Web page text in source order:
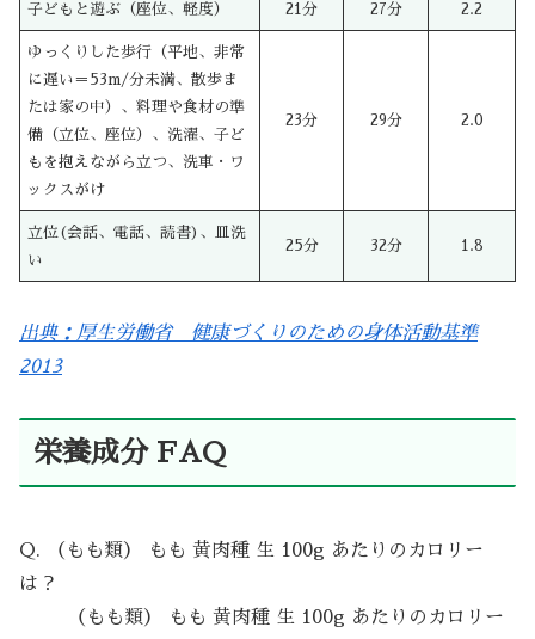
子どもと遊ぶ（座位、軽度） 21分 27分 2.2
ゆっくりした歩行（平地、非常
に遅い＝53m/分未満、散歩ま
たは家の中）、料理や食材の準
備（立位、座位）、洗濯、子ど
もを抱えながら立つ、洗車・ワ
ックスがけ
23分 29分 2.0
立位(会話、電話、読書)、皿洗
い
25分 32分 1.8
出典：厚生労働省 健康づくりのための身体活動基準
2013
栄養成分 FAQ
Q. （もも類） もも 黄肉種 生 100g あたりのカロリー
は？
（もも類） もも 黄肉種 生 100g あたりのカロリー